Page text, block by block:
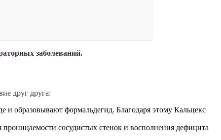
заболеваний.
друг друга:
и образовывают формальдегид. Благодаря этому Кальцекс
сосудистых стенок и восполнения дефицита